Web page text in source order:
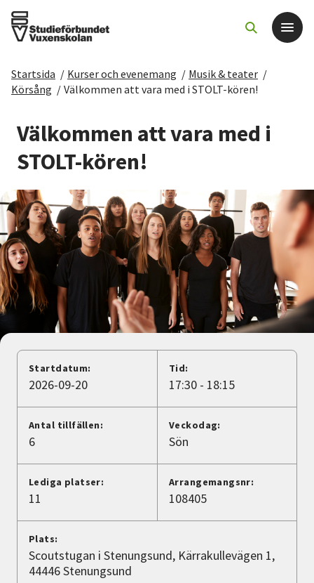
Det här gör vi
För dig som
Sök kurser och evenemang
Om SV
Starta studiecirkel
Cirkelledare
Nyheter
Avdelningar
Lyssna
Startsida / Kurser och evenemang / Musik & teater /
Körsång / Välkommen att vara med i STOLT-kören!
Välkommen att vara med i
STOLT-kören!
Startdatum:
2026-09-20
Tid:
17:30 - 18:15
Antal tillfällen:
6
Veckodag:
Sön
Lediga platser:
11
Arrangemangsnr:
108405
Plats:
Scoutstugan i Stenungsund, Kärrakullevägen 1,
44446 Stenungsund